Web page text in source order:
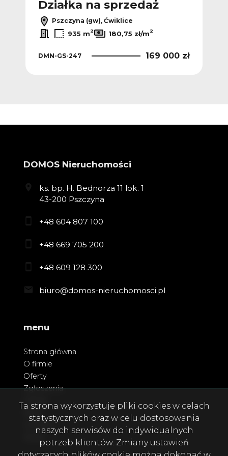
Działka na sprzedaż
Pszczyna (gw), Ćwiklice
935 m2 180,75 zł/m2
DMN-GS-247 169 000 zł
DOMOS Nieruchomości
ks. bp. H. Bednorza 11 lok. 1
43-200 Pszczyna
+48 604 807 100
+48 669 705 200
+48 609 128 300
biuro@domos-nieruchomosci.pl
menu
Strona główna
O firmie
Oferty
Zgłoszenia
Kontakt
Ta strona wykorzystuje pliki cookies w celach
statystycznych oraz w celu dostosowania
naszych serwisów do indywidualnych
potrzeb klientów. Zmiany ustawień